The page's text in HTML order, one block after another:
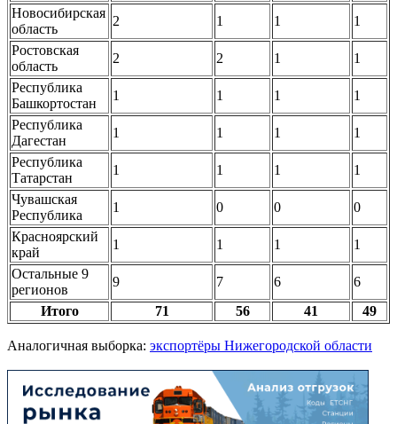
Новосибирская
область
2 1 1
1
Ростовская
область
2 2 1
1
Республика
Башкортостан
1 1 1
1
Республика
Дагестан
1 1 1
1
Республика
Татарстан
1 1 1
1
Чувашская
Республика
1 0 0
0
Красноярский
край
1 1 1
1
Остальные 9
регионов
9 7 6
6
Итого
71 56 41 49
Аналогичная выборка: экспортёры Нижегородской области